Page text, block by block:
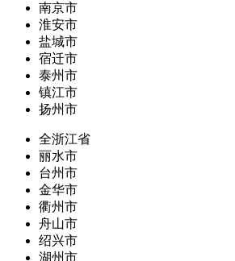
南京市
淮安市
盐城市
宿迁市
泰州市
镇江市
扬州市
全浙江省
丽水市
台州市
金华市
衢州市
舟山市
绍兴市
湖州市